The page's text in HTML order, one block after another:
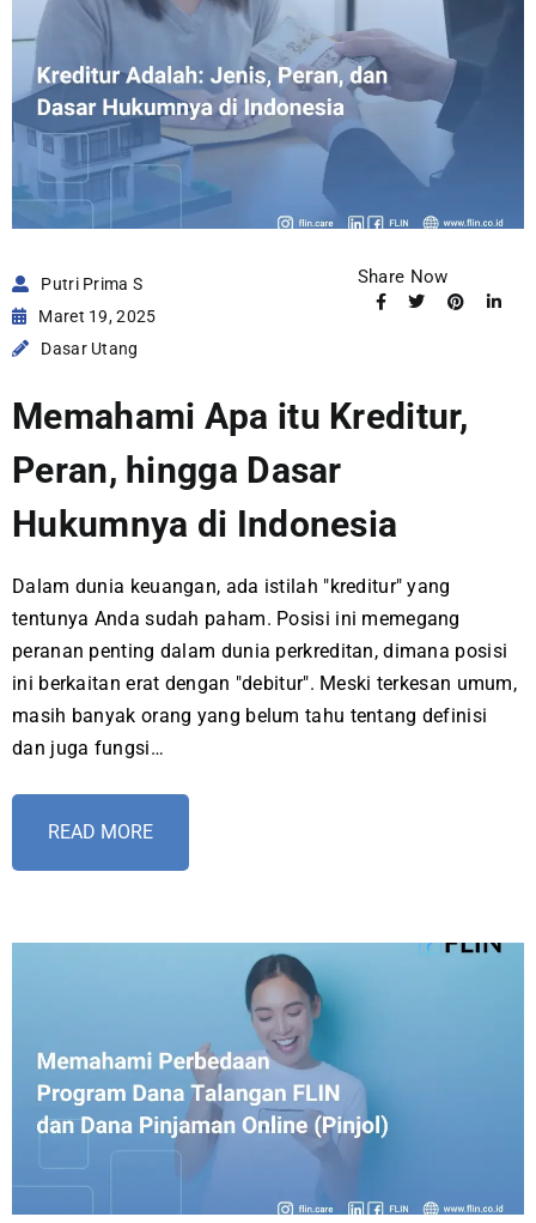
Putri Prima S
Maret 19, 2025
Dasar Utang
Share Now
Memahami Apa itu Kreditur,
Peran, hingga Dasar
Hukumnya di Indonesia
Dalam dunia keuangan, ada istilah "kreditur" yang
tentunya Anda sudah paham. Posisi ini memegang
peranan penting dalam dunia perkreditan, dimana posisi
ini berkaitan erat dengan "debitur". Meski terkesan umum,
masih banyak orang yang belum tahu tentang definisi
dan juga fungsi…
READ MORE